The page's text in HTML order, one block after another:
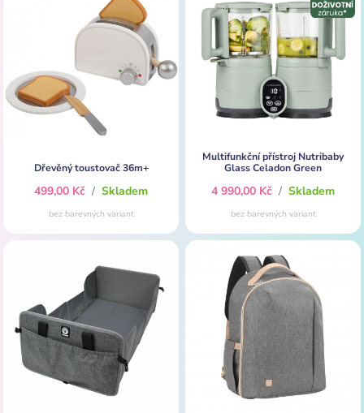
Dřevěný toustovač 36m+
499,00 Kč / Skladem
bez barevných variant
Multifunkční přístroj Nutribaby
Glass Celadon Green
4 990,00 Kč / Skladem
bez barevných variant